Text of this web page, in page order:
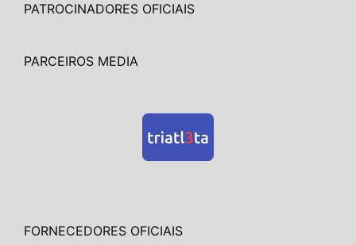
PATROCINADORES OFICIAIS
PARCEIROS MEDIA
FORNECEDORES OFICIAIS